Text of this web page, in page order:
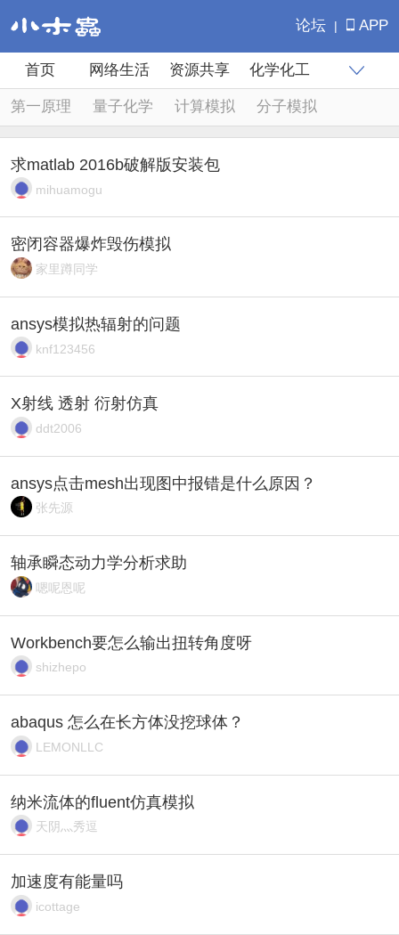
APP
|
论坛
首页 网络生活 资源共享 化学化工
专业学科 科研生活 生物医药 材料
学术交流 出国留学 注册执考
第一原理 量子化学 计算模拟 分子模拟
仿真模拟 程序语言
求matlab 2016b破解版安装包
mihuamogu
密闭容器爆炸毁伤模拟
家里蹲同学
ansys模拟热辐射的问题
knf123456
X射线 透射 衍射仿真
ddt2006
ansys点击mesh出现图中报错是什么原因？
张先源
轴承瞬态动力学分析求助
嗯呢恩呢
Workbench要怎么输出扭转角度呀
shizhepo
abaqus 怎么在长方体没挖球体？
LEMONLLC
纳米流体的fluent仿真模拟
天阴灬秀逗
加速度有能量吗
icottage